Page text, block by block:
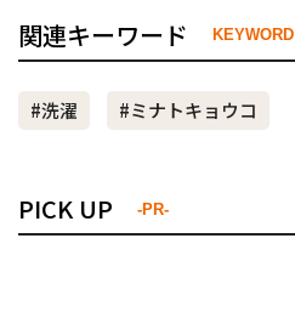
関連キーワード KEYWORD
#洗濯 #ミナトキョウコ
PICK UP -PR-